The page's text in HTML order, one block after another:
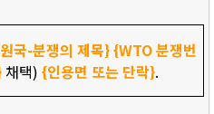
국-분쟁의 제목}{WTO 분쟁번
채택) {인용면 또는 단락}.